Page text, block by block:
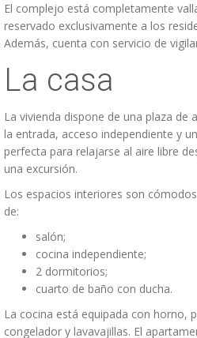
El complejo está completamente
reservado exclusivamente a los
Además, cuenta con servicio de
La casa
La vivienda dispone de una plaza de
la entrada, acceso independiente y
perfecta para relajarse al aire libre
una excursión.
Los espacios interiores son
de:
salón;
cocina independiente;
2 dormitorios;
cuarto de baño con ducha.
La cocina está equipada con horno,
congelador y lavavajillas. El